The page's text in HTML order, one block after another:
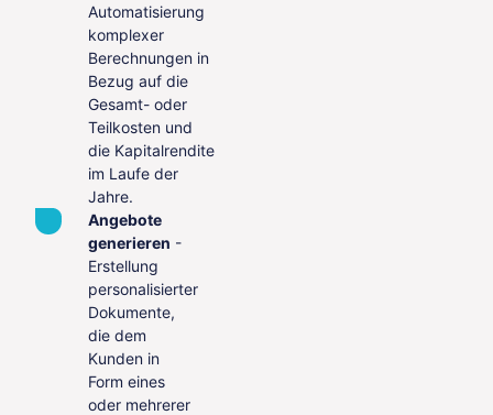
Automatisierung
komplexer
Berechnungen in
Bezug auf die
Gesamt- oder
Teilkosten und
die Kapitalrendite
im Laufe der
Jahre.
Angebote
generieren -
Erstellung
personalisierter
Dokumente,
die dem
Kunden in
Form eines
oder mehrerer